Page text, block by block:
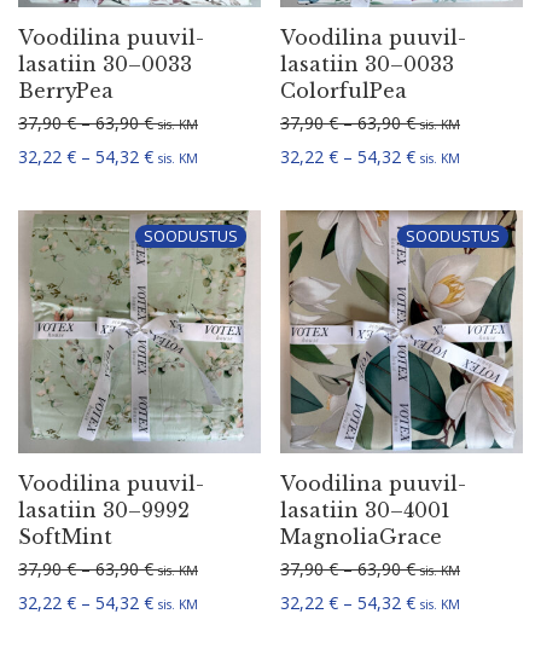
Voodilina puuvil­
la­satiin 30–0033
BerryPea
37,90€ – 63,90€Hinnavahemik: 37,90 € kuni 63,90 €
sis. KM
32,22 € – 54,32 €Hinnavahemik: 32,22 € kuni 54,32 €
sis. KM
Voodilina puuvil­
la­satiin 30–0033
ColorfulPea
37,90€ – 63,90€Hinnavahemik:
sis. KM
32,22 € – 54,32 €Hinnavahemik:
sis. KM
SOODUSTUS
Voodilina puuvil­
la­satiin 30–9992
SoftMint
37,90€ – 63,90€Hinnavahemik: 37,90 € kuni 63,90 €
sis. KM
32,22 € – 54,32 €Hinnavahemik: 32,22 € kuni 54,32 €
sis. KM
SOODUSTUS
Voodilina puuvil­
la­satiin 30–4001
MagnoliaGrace
37,90€ – 63,90€Hinnavahemik:
sis. KM
32,22 € – 54,32 €Hinnavahemik:
sis. KM